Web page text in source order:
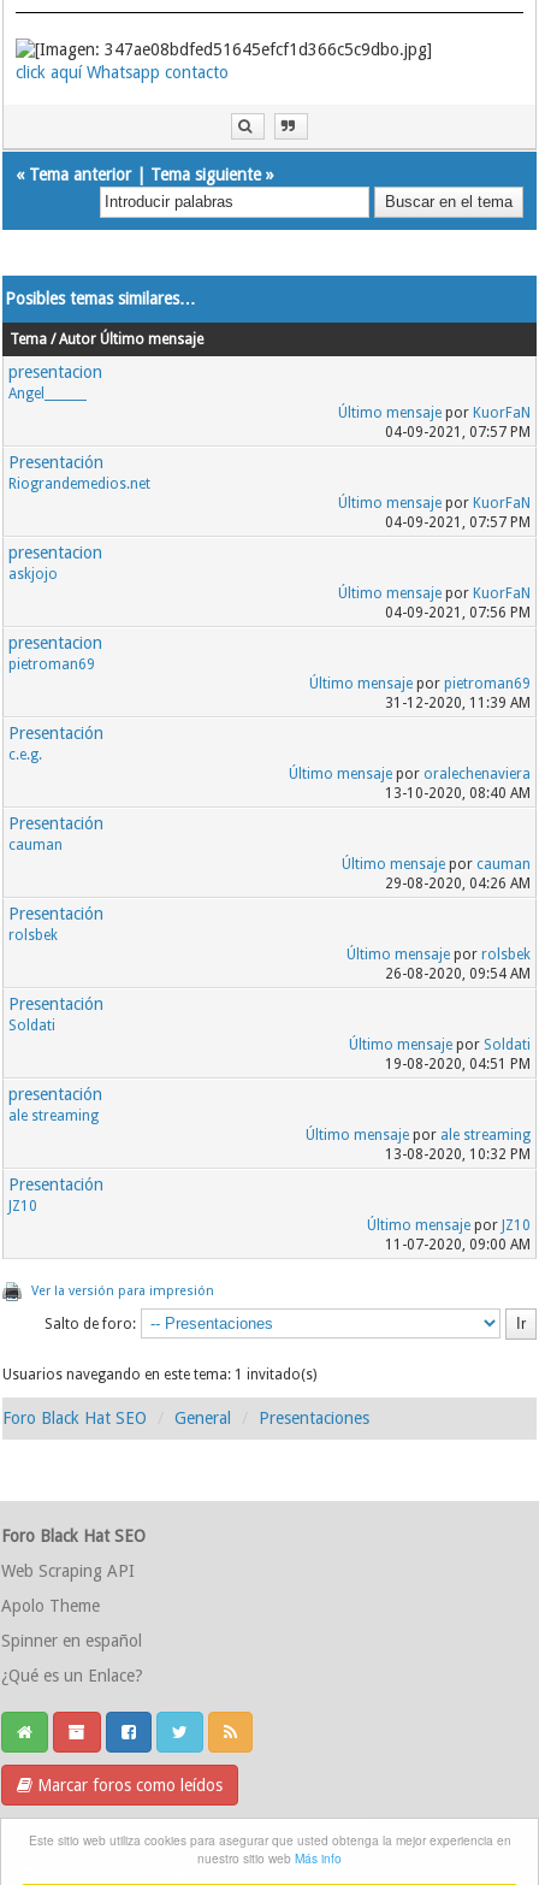
Este sitio web utiliza cookies para asegurar que usted obtenga la mejor experiencia en
nuestro sitio web Más info
click aquí Whatsapp contacto
« Tema anterior| Tema siguiente»
Posibles temas similares…
Tema / Autor Último mensaje
presentacion
Angel_______
Último mensajepor KuorFaN
04-09-2021, 07:57 PM
Presentación
Riograndemedios.net
Último mensajepor KuorFaN
04-09-2021, 07:57 PM
presentacion
askjojo
Último mensajepor KuorFaN
04-09-2021, 07:56 PM
presentacion
pietroman69
Último mensajepor pietroman69
31-12-2020, 11:39 AM
Presentación
c.e.g.
Último mensajepor oralechenaviera
13-10-2020, 08:40 AM
Presentación
cauman
Último mensajepor cauman
29-08-2020, 04:26 AM
Presentación
rolsbek
Último mensajepor rolsbek
26-08-2020, 09:54 AM
Presentación
Soldati
Último mensajepor Soldati
19-08-2020, 04:51 PM
presentación
ale streaming
Último mensajepor ale streaming
13-08-2020, 10:32 PM
Presentación
JZ10
Último mensajepor JZ10
11-07-2020, 09:00 AM
Ver la versión para impresión
Salto de foro:
Usuarios navegando en este tema: 1 invitado(s)
Foro Black Hat SEO General Presentaciones
Foro Black Hat SEO
Web Scraping API
Apolo Theme
Spinner en español
¿Qué es un Enlace?
Marcar foros como leídos
Grupo Telegram